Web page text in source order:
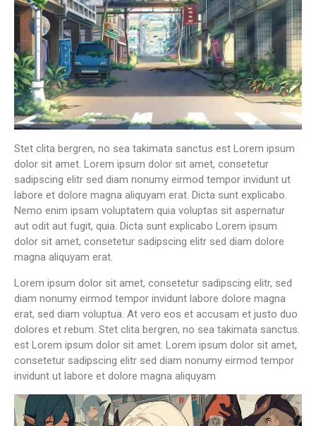
Stet clita bergren, no sea takimata sanctus est Lorem ipsum
dolor sit amet. Lorem ipsum dolor sit amet, consetetur
sadipscing elitr sed diam nonumy eirmod tempor invidunt ut
labore et dolore magna aliquyam erat. Dicta sunt explicabo.
Nemo enim ipsam voluptatem quia voluptas sit aspernatur
aut odit aut fugit, quia. Dicta sunt explicabo Lorem ipsum
dolor sit amet, consetetur sadipscing elitr sed diam dolore
magna aliquyam erat.
Lorem ipsum dolor sit amet, consetetur sadipscing elitr, sed
diam nonumy eirmod tempor invidunt labore dolore magna
erat, sed diam voluptua. At vero eos et accusam et justo duo
dolores et rebum. Stet clita bergren, no sea takimata sanctus.
est Lorem ipsum dolor sit amet. Lorem ipsum dolor sit amet,
consetetur sadipscing elitr sed diam nonumy eirmod tempor
invidunt ut labore et dolore magna aliquyam